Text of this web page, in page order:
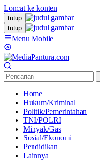
Loncat ke konten
tutup
tutup
Menu Mobile
Home
Hukum/Kriminal
Politik/Pemerintahan
TNI/POLRI
Minyak/Gas
Sosial/Ekonomi
Pendidikan
Lainnya